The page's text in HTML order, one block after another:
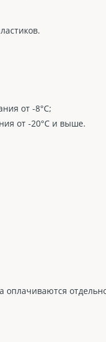
от -8°C;
от -20°C и выше.
оплачиваются